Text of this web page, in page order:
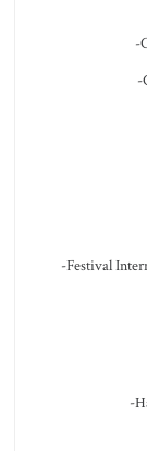
-
-
-Festival
-